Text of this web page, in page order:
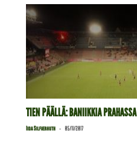
TIEN PÄÄLLÄ: BANIIKKIA PRAHASSA
Iida Silfverhuth - 05/11/2017